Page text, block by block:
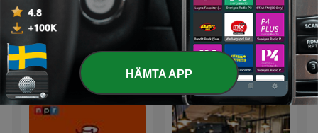
Agelast podcast
The Classic Car Weekly
Podcast
Internationella Fritid-poddar
HÄMTA APP